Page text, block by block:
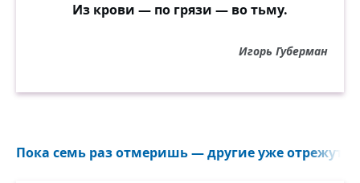
Из крови — по грязи — во тьму.
Игорь Губерман
Пока семь раз отмеришь — другие уже отрежут...